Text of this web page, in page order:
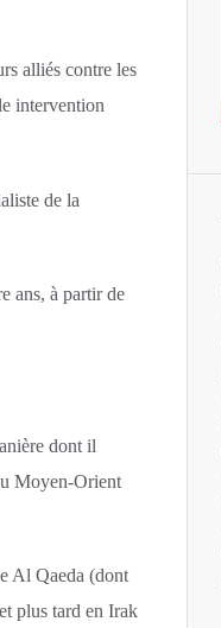
alliés contre les
intervention
de la
ans, à partir de
dont il
Moyen-Orient
Al Qaeda (dont
plus tard en Irak